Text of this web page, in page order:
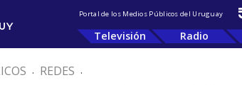
Portal de los Medios Públicos del Uruguay
Televisión Radio
. REDES .